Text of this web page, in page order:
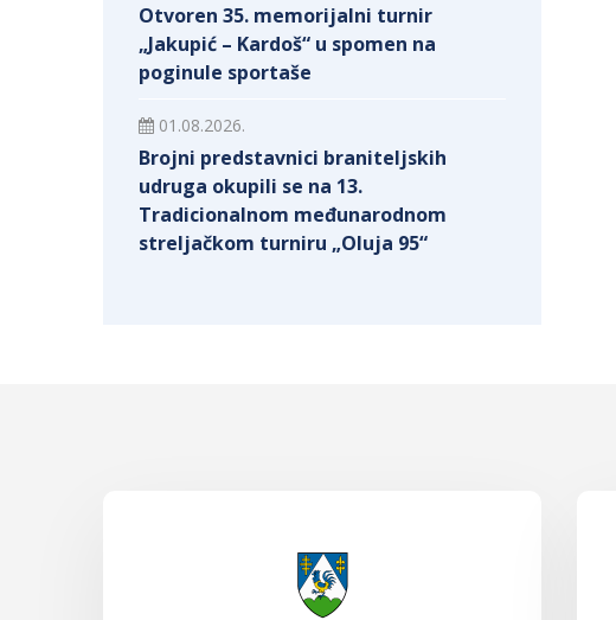
Otvoren 35. memorijalni turnir
„Jakupić – Kardoš“ u spomen na
poginule sportaše
01.08.2026.
Brojni predstavnici braniteljskih
udruga okupili se na 13.
Tradicionalnom međunarodnom
streljačkom turniru „Oluja 95“